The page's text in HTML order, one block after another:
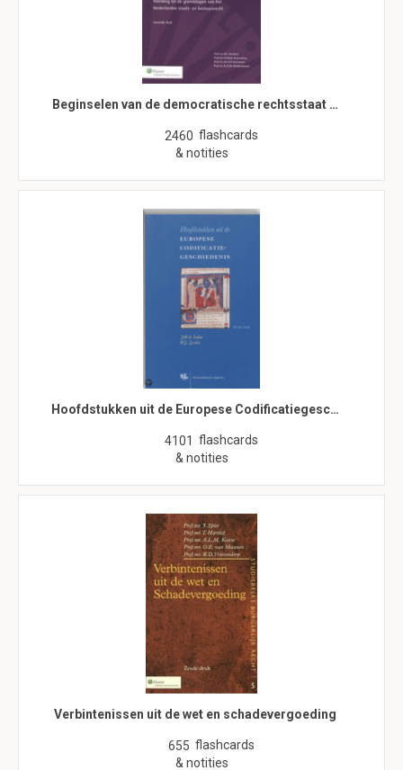
Beginselen van de democratische rechtsstaat …
2460 flashcards
& notities
Hoofdstukken uit de Europese Codificatiegesc…
4101 flashcards
& notities
Verbintenissen uit de wet en schadevergoeding
655 flashcards
& notities